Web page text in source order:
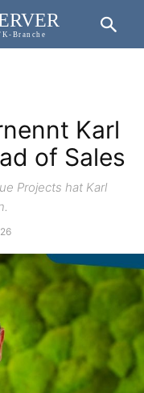
Branche
Karl
of Sales
Projects hat Karl